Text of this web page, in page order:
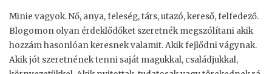
Minie vagyok. Nő, anya, feleség, társ, utazó, kereső, felfedező.
Blogomon olyan érdeklődőket szeretnék megszólítani akik
hozzám hasonlóan keresnek valamit. Akik fejlődni vágynak.
Akik jót szeretnének tenni saját magukkal, családjukkal,